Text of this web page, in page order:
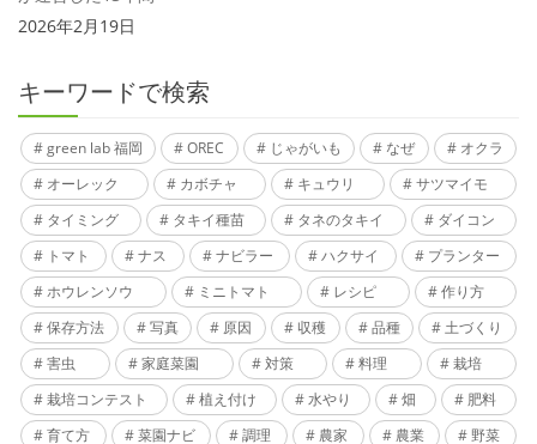
2026年2月19日
キーワードで検索
green lab 福岡 OREC じゃがいも なぜ
オクラ
オーレック
カボチャ キュウリ
サツマイモ
タイミング
タキイ種苗 タネのタキイ
ダイコン
トマト
ナス ナビラー ハクサイ
プランター
ホウレンソウ
ミニトマト レシピ
作り方
保存方法
写真 原因 収穫 品種
土づくり
害虫
家庭菜園 対策 料理
栽培
栽培コンテスト
植え付け 水やり 畑
肥料
育て方
菜園ナビ 調理 農家 農業
野菜